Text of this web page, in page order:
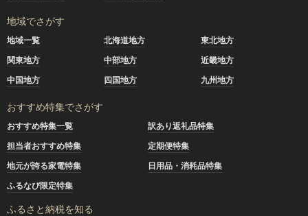
地域でさがす
地域一覧 北海道地方
東北地方
関東地方
中部地方
近畿地方
中国地方
四国地方 九州地方
おすすめ特集でさがす
おすすめ特集一覧
訳あり返礼品特集
担当者おすすめ特集
定期便特集
地元が誇る家電特集
日用品・消耗品特集
ふるなび限定特集
ふるさと納税を知る